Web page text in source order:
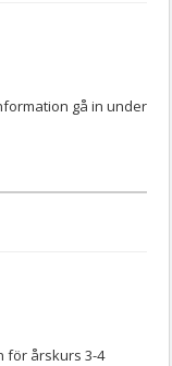
gå in under
för årskurs 3-4